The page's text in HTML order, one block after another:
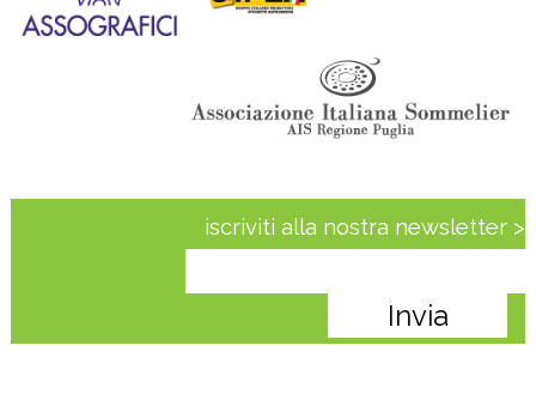
iscriviti alla nostra newsletter >